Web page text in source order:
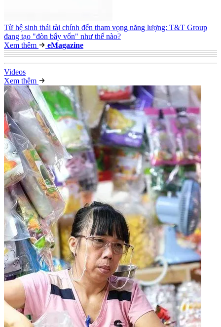
Từ hệ sinh thái tài chính đến tham vọng năng lượng: T&T Group
đang tạo "đòn bẩy vốn" như thế nào?
Xem thêm
eMagazine
Videos
Xem thêm